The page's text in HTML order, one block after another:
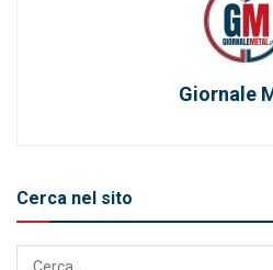
Giornale
Cerca nel sito